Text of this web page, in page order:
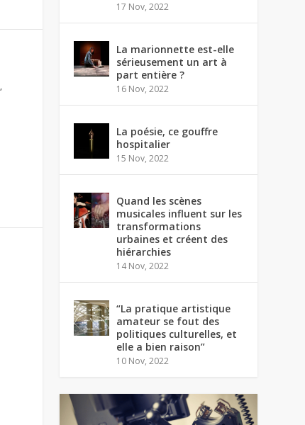
,
17 Nov, 2022
La marionnette est-elle
sérieusement un art à
part entière ?
16 Nov, 2022
La poésie, ce gouffre
hospitalier
15 Nov, 2022
Quand les scènes
musicales influent sur les
transformations
urbaines et créent des
hiérarchies
14 Nov, 2022
“La pratique artistique
amateur se fout des
politiques culturelles, et
elle a bien raison”
10 Nov, 2022